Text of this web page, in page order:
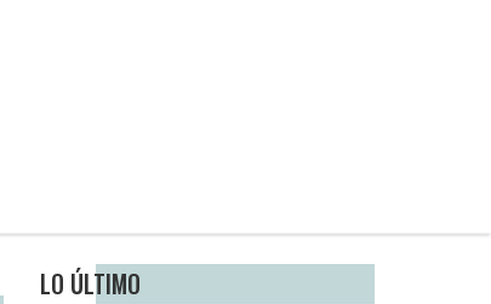
LO ÚLTIMO